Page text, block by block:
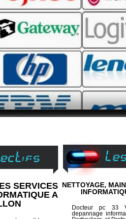
SERVICES
A
NETTOYAGE,
Docteur pc 33
depannage